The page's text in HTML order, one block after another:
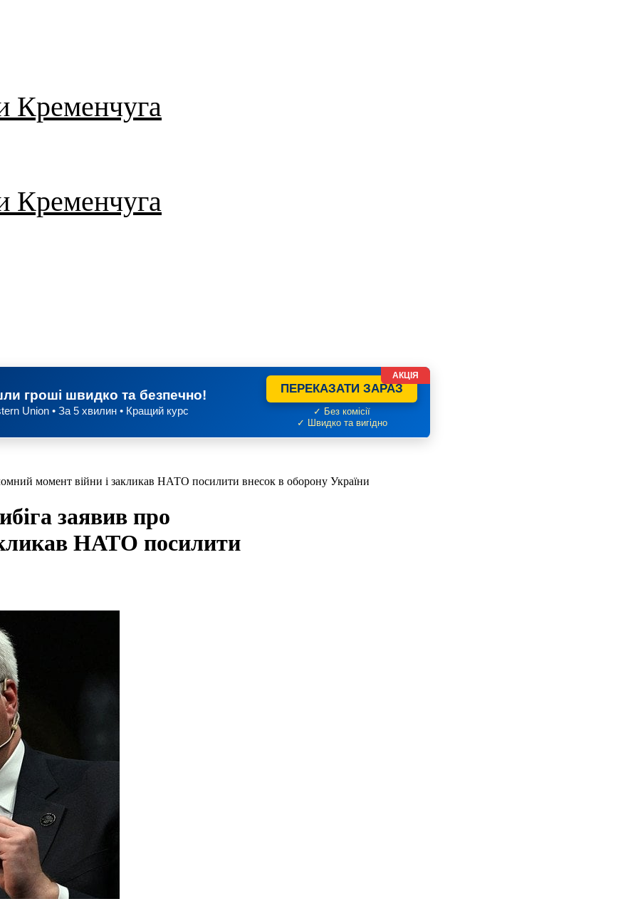
Кременчуга
Кременчуга
гроші швидко та безпечно!
Union • За 5 хвилин • Кращий курс
ПЕРЕКАЗАТИ ЗАРАЗ
✓ Без комісії
✓ Швидко та вигідно
АКЦІЯ
момент війни і закликав НАТО посилити внесок в оборону України
заявив про
НАТО посилити